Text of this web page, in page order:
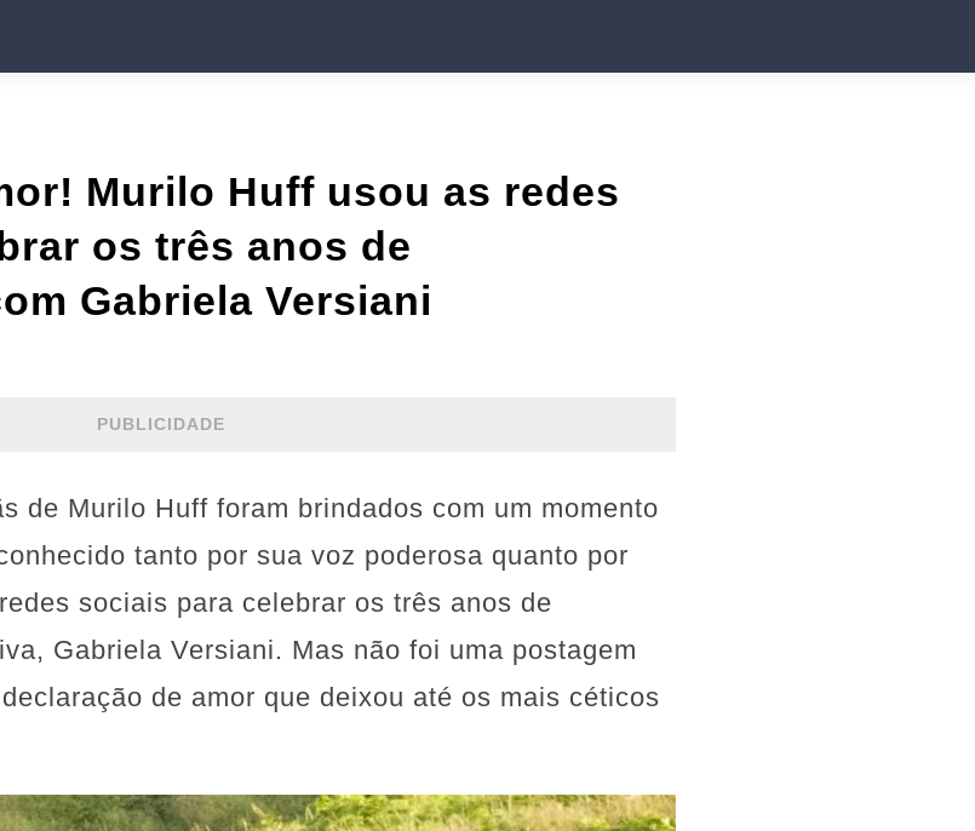
Murilo Huff usou as redes
os três anos de
Gabriela Versiani
PUBLICIDADE
de Murilo Huff foram brindados com um momento
tanto por sua voz poderosa quanto por
sociais para celebrar os três anos de
Gabriela Versiani. Mas não foi uma postagem
de amor que deixou até os mais céticos